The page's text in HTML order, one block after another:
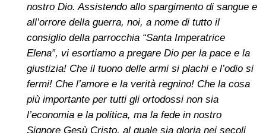
nostro Dio. Assistendo allo spargimento di sangue e
all’orrore della guerra, noi, a nome di tutto il
consiglio della parrocchia “Santa Imperatrice
Elena”, vi esortiamo a pregare Dio per la pace e la
giustizia! Che il tuono delle armi si plachi e l’odio si
fermi! Che l’amore e la verità regnino! Che la cosa
più importante per tutti gli ortodossi non sia
l’economia e la politica, ma la fede in nostro
Signore Gesù Cristo, al quale sia gloria nei secoli